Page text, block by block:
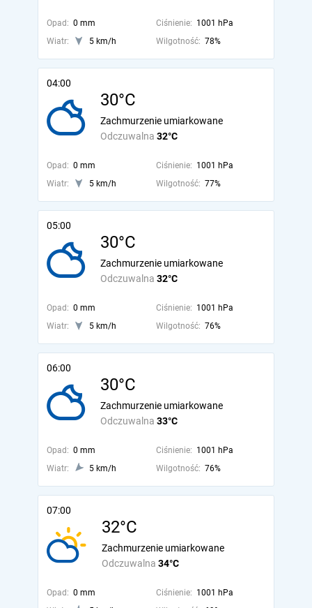
Opad: 0 mm Ciśnienie: 1001 hPa
Wiatr:
5 km/h Wilgotność: 78%
04:00
30°C
Odczuwalna 32°C
Zachmurzenie umiarkowane
Opad: 0 mm Ciśnienie: 1001 hPa
Wiatr:
5 km/h Wilgotność: 77%
05:00
30°C
Odczuwalna 32°C
Zachmurzenie umiarkowane
Opad: 0 mm Ciśnienie: 1001 hPa
Wiatr:
5 km/h Wilgotność: 76%
06:00
30°C
Odczuwalna 33°C
Zachmurzenie umiarkowane
Opad: 0 mm Ciśnienie: 1001 hPa
Wiatr:
5 km/h Wilgotność: 76%
07:00
32°C
Odczuwalna 34°C
Zachmurzenie umiarkowane
Opad: 0 mm Ciśnienie: 1001 hPa